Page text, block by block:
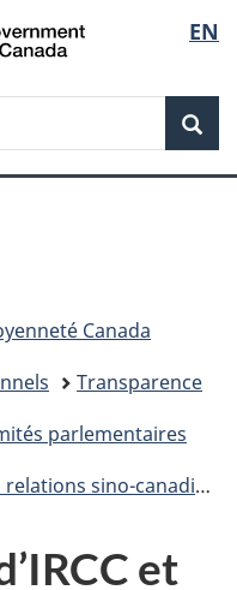
de
la
EN
Canada
Transparence
parlementaires
canadiennes – 16 nov 2021
et